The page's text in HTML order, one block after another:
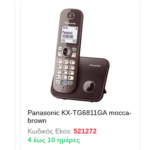
Panasonic KX-TG6811GA mocca-
brown
Κωδικός Ekos: 521272
4 έως 10 ημέρες